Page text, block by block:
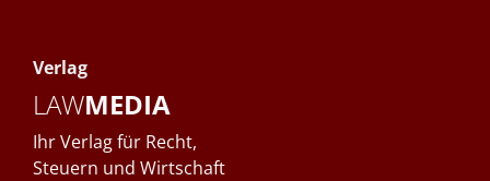
Verlag
LAWMEDIA
Ihr Verlag für Recht,
Steuern und Wirtschaft